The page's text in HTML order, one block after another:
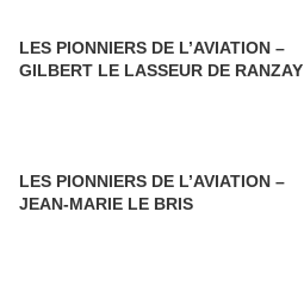
LES PIONNIERS DE L’AVIATION –
GILBERT LE LASSEUR DE RANZAY
LES PIONNIERS DE L’AVIATION –
JEAN-MARIE LE BRIS